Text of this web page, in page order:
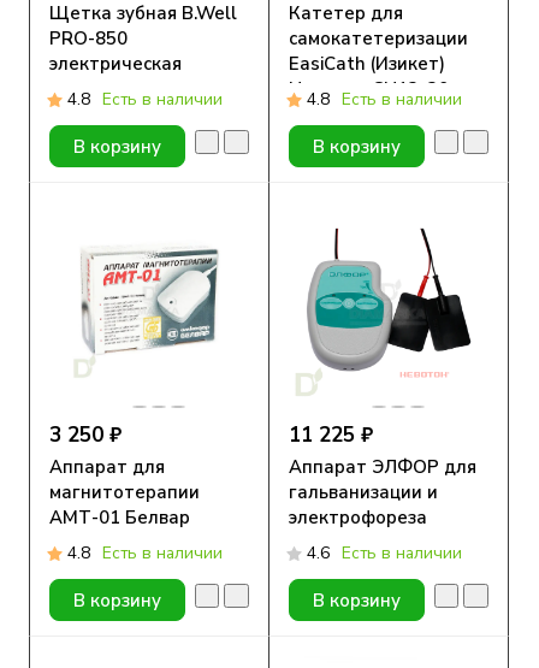
Щетка зубная B.Well
PRO-850
электрическая
черная
4.8 Есть в наличии
В корзину
Катетер для
самокатетеризации
EasiCath (Изикет)
Нелатон СН12, 20см
4.8 Есть в наличии
В корзину
3 250 ₽
Аппарат для
магнитотерапии
АМТ-01 Белвар
4.8 Есть в наличии
В корзину
11 225 ₽
Аппарат ЭЛФОР для
гальванизации и
электрофореза
4.6 Есть в наличии
В корзину